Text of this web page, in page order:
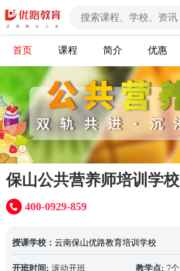
首页 课程 简介 优惠
保山公共营养师培训学校
400-0929-859
授课学校： 云南保山优路教育培训学校
开班时间: 滚动开班 教学点: 7个